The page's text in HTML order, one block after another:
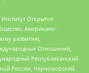
Открытое
Американо-
развитию,
Отношений,
Республиканский
России, Черноморский